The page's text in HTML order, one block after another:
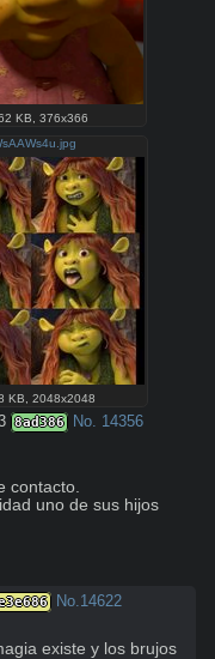
KB, 376x366
KB ,2048x2048
8ad386 No. 14356
contacto.
uno de sus hijos
No.14622
existe y los brujos